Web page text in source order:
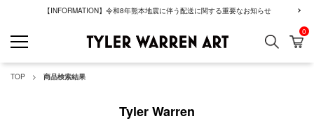
【INFORMATION】令和8年熊本地震に伴う配送に関する重要なお知らせ
GREENROOM
検索 カ
0
TOP 商品検索結果
Tyler Warren